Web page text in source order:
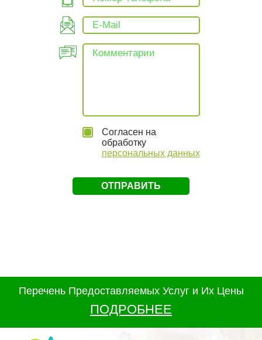
Согласен на
обработку
персональных данных
Перечень Предоставляемых Услуг и Их Цены
ПОДРОБНЕЕ